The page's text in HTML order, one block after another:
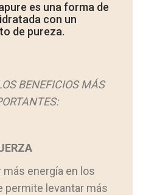
es una forma de
con un
de pureza.
BENEFICIOS MÁS
más energía en los
permite levantar más